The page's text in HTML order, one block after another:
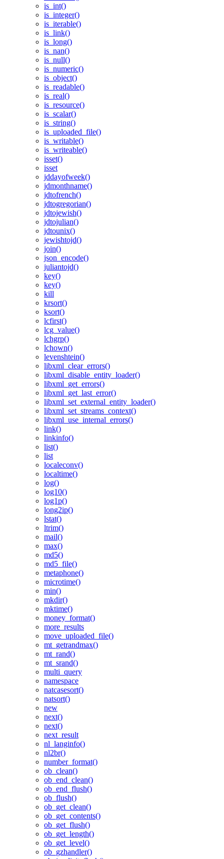
is_int()
is_integer()
is_iterable()
is_link()
is_long()
is_nan()
is_null()
is_numeric()
is_object()
is_readable()
is_real()
is_resource()
is_scalar()
is_string()
is_uploaded_file()
is_writable()
is_writeable()
isset()
isset
jddayofweek()
jdmonthname()
jdtofrench()
jdtogregorian()
jdtojewish()
jdtojulian()
jdtounix()
jewishtojd()
join()
json_encode()
juliantojd()
key()
key()
kill
krsort()
ksort()
lcfirst()
lcg_value()
lchgrp()
lchown()
levenshtein()
libxml_clear_errors()
libxml_disable_entity_loader()
libxml_get_errors()
libxml_get_last_error()
libxml_set_external_entity_loader()
libxml_set_streams_context()
libxml_use_internal_errors()
link()
linkinfo()
list()
list
localeconv()
localtime()
log()
log10()
log1p()
long2ip()
lstat()
ltrim()
mail()
max()
md5()
md5_file()
metaphone()
microtime()
min()
mkdir()
mktime()
money_format()
more_results
move_uploaded_file()
mt_getrandmax()
mt_rand()
mt_srand()
multi_query
namespace
natcasesort()
natsort()
new
next()
next()
next_result
nl_langinfo()
nl2br()
number_format()
ob_clean()
ob_end_clean()
ob_end_flush()
ob_flush()
ob_get_clean()
ob_get_contents()
ob_get_flush()
ob_get_length()
ob_get_level()
ob_gzhandler()